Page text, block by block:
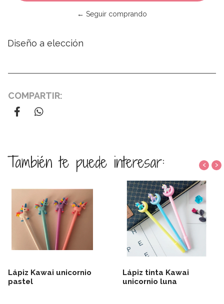
← Seguir comprando
Diseño a elección
COMPARTIR:
También te puede interesar:
Lápiz Kawai unicornio
pastel
Lápiz tinta Kawai
unicornio luna
‹ ›